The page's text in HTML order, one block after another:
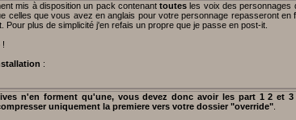
mis à disposition un pack contenanttoutes les voix des personnages
celles que vous avez en anglais pour votre personnage repasseront en
Pour plus de simplicité j'en refais un propre que je passe en post-it.
!
:
n'en forment qu'une, vous devez donc avoir les part 1 2 et 3
uniquement la premiere vers votre dossier "override".